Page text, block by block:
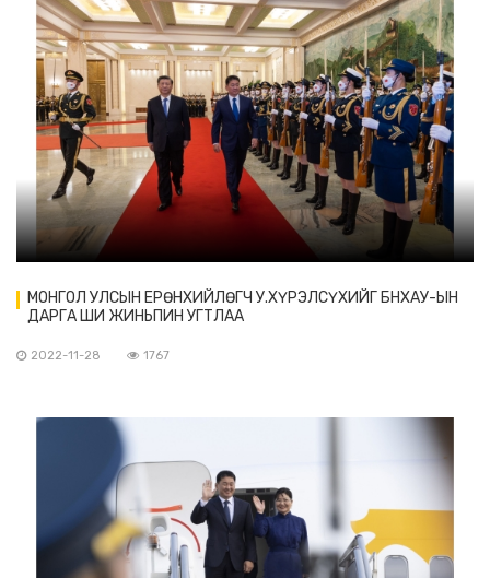
МОНГОЛ УЛСЫН ЕРӨНХИЙЛӨГЧ У.ХҮРЭЛСҮХИЙГ БНХАУ-ЫН
ДАРГА ШИ ЖИНЬПИН УГТЛАА
2022-11-28 1767